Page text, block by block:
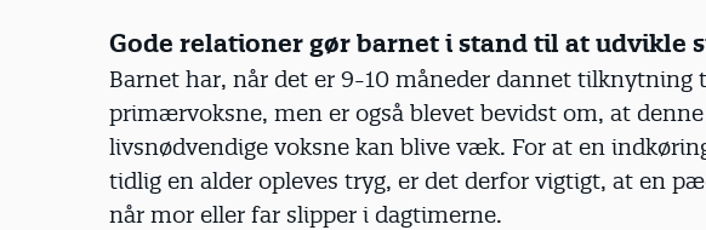
Gode relationer gør barnet i stand til at udvikle
Barnet har, når det er 9-10 måneder dannet tilknytning
primærvoksne, men er også blevet bevidst om, at
livsnødvendige voksne kan blive væk. For at en
tidlig en alder opleves tryg, er det derfor vigtigt, at en
når mor eller far slipper i dagtimerne.